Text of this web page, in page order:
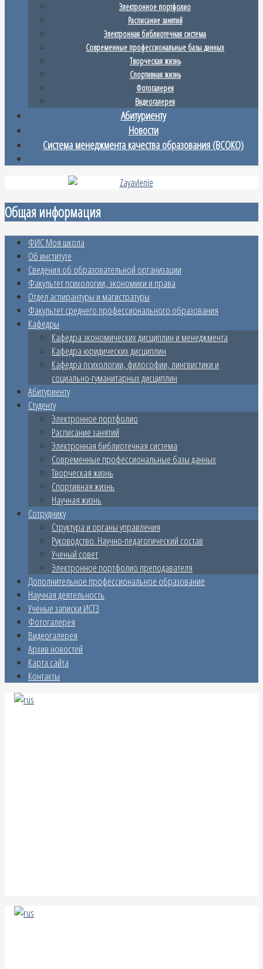
Электронное портфолио
Расписание занятий
Электронная библиотечная система
Современные профессиональные базы данных
Творческая жизнь
Спортивная жизнь
Фотогалерея
Видеогалерея
Абитуриенту
Новости
Система менеджмента качества образования (ВСОКО)
Общая информация
ФИС Моя школа
Об институте
Сведения об образовательной организации
Факультет психологии, экономики и права
Отдел аспирантуры и магистратуры
Факультет среднего профессионального образования
Кафедры
Кафедра экономических дисциплин и менеджмента
Кафедра юридических дисциплин
Кафедра психологии, философии, лингвистики и
социально-гуманитарных дисциплин
Абитуриенту
Студенту
Электронное портфолио
Расписание занятий
Электронная библиотечная система
Современные профессиональные базы данных
Творческая жизнь
Спортивная жизнь
Научная жизнь
Сотруднику
Структура и органы управления
Руководство. Научно-педагогический состав
Ученый совет
Электронное портфолио преподавателя
Дополнительное профессиональное образование
Научная деятельность
Ученые записки ИСГЗ
Фотогалерея
Видеогалерея
Архив новостей
Карта сайта
Контакты